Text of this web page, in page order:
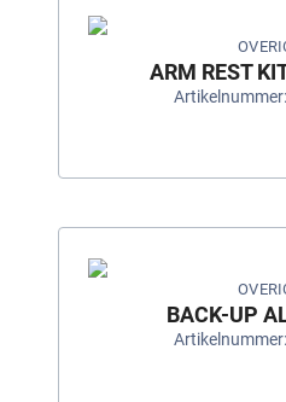
ARM REST
BACK-UP